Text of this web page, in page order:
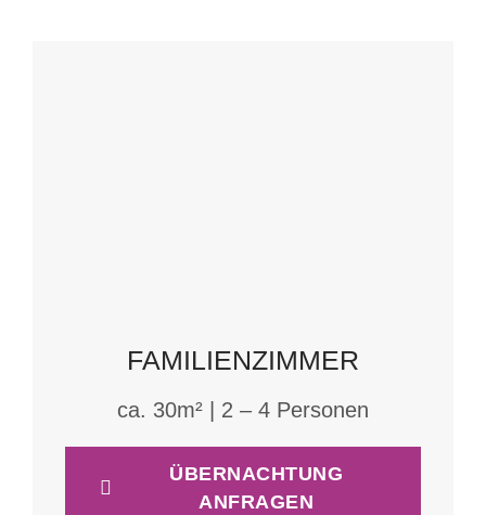
FAMILIENZIMMER
ca. 30m² | 2 – 4 Personen
ÜBERNACHTUNG
ANFRAGEN